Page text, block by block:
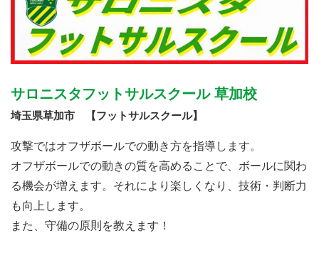
サロニスタフットサルスクール 草加校
埼玉県草加市 【フットサルスクール】
攻撃ではオフザボールでの動き方を指導します。
オフザボールでの動きの質を高めることで、ボールに関わ
る機会が増えます。それにより楽しくなり、技術・判断力
も向上します。
また、守備の原則を教えます！